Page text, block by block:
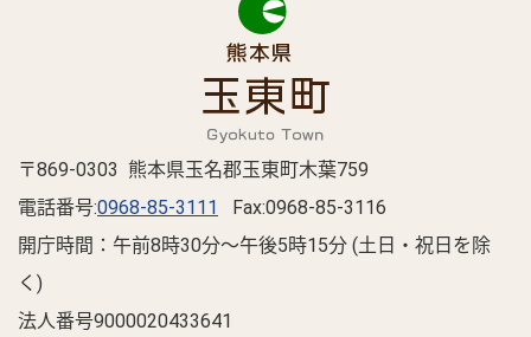
〒869-0303 熊本県玉名郡玉東町木葉759
電話番号:0968-85-3111
Fax:0968-85-3116
開庁時間：午前8時30分～午後5時15分 (土日・祝日を除
く)
法人番号9000020433641